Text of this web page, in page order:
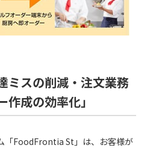
ミスの削減・注文業務
成の効率化」
「FoodFrontia St」は、お客様が